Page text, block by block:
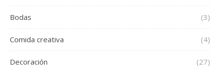
Bodas (3)
Comida creativa (4)
Decoración (27)